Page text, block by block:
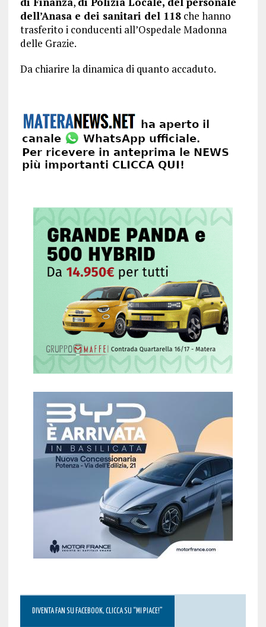
dell’Anasa e dei sanitari del 118che hanno
trasferito i conducenti all’Ospedale Madonna
delle Grazie.
Da chiarire la dinamica di quanto accaduto.
DIVENTA FAN SU FACEBOOK, CLICCA SU “MI PIACE!”